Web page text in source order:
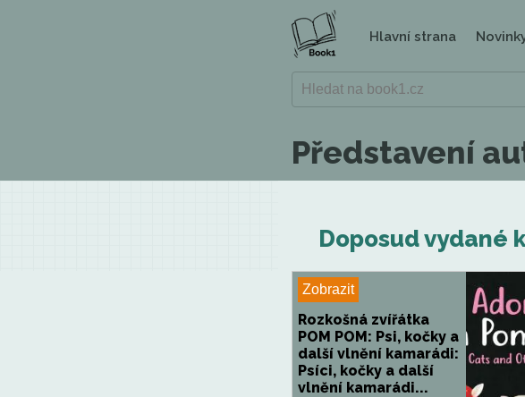
Hlavní strana
Představení
Doposud vydané
Zobrazit
Rozkošná zvířátka
POM POM: Psi, kočky a
další vlnění kamarádi:
Psíci, kočky a další
vlnění kamarádi...